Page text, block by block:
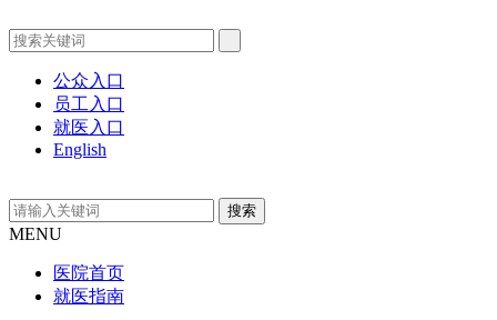
公众入口
员工入口
就医入口
English
MENU
医院首页
就医指南